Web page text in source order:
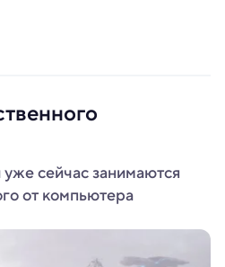
сейчас занимаются
от компьютера